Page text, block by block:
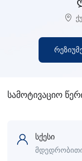
სამოტივაციო
სქესი